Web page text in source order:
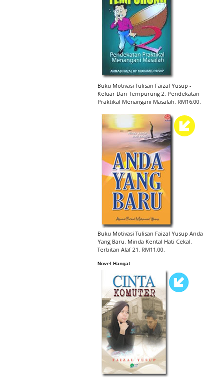
Buku Motivasi Tulisan Faizal Yusup -
Keluar Dari Tempurung 2. Pendekatan
Praktikal Menangani Masalah. RM16.00.
Buku Motivasi Tulisan Faizal Yusup Anda
Yang Baru. Minda Kental Hati Cekal.
Terbitan Alaf 21. RM11.00.
Novel Hangat